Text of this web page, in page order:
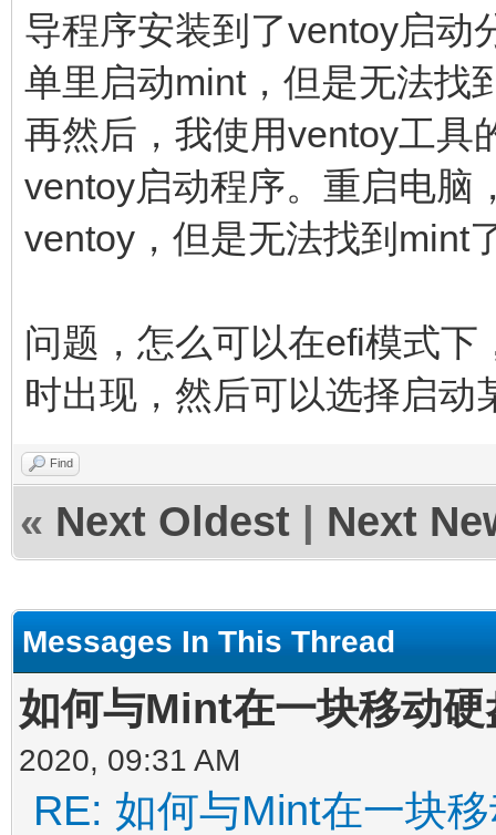
导程序安装到了ventoy启动
单里启动mint，但是无法找
再然后，我使用ventoy工具
ventoy启动程序。重启电脑
ventoy，但是无法找到mint
问题，怎么可以在efi模式
时出现，然后可以选择启动
Find
« Next Oldest Next
Messages In This Thread
如何与Mint在一块移动
2020, 09:31 AM
RE: 如何与Mint在一块